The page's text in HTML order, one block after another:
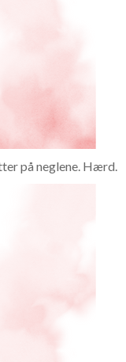
på neglene. Hærd.